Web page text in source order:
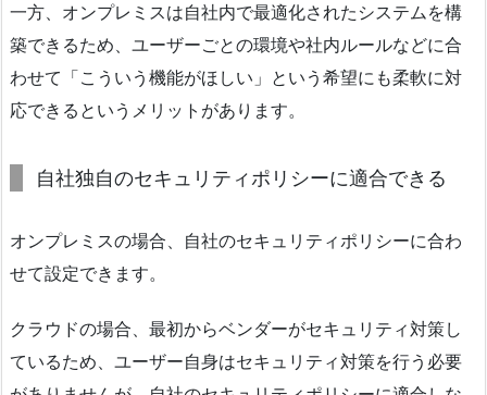
一方、オンプレミスは自社内で最適化されたシステムを構
築できるため、ユーザーごとの環境や社内ルールなどに合
わせて「こういう機能がほしい」という希望にも柔軟に対
応できるというメリットがあります。
自社独自のセキュリティポリシーに適合できる
オンプレミスの場合、自社のセキュリティポリシーに合わ
せて設定できます。
クラウドの場合、最初からベンダーがセキュリティ対策し
ているため、ユーザー自身はセキュリティ対策を行う必要